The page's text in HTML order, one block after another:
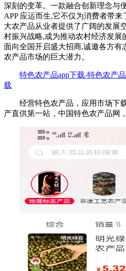
深刻的变革。一款融合创新理念与
APP 应运而生,它不仅为消费者带
大农产品从业者提供了广阔的发展
村振兴战略,成为推动农村经济发展
面向全国开启盛大招商,诚邀各方有
农产品市场的巨大潜力。
特色农产品app下载-特色农产
载
经营特色农产品，应用市场下
产直供第一站，中国特色农产品网